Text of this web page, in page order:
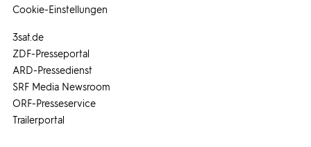
3sat.de
ZDF-Presseportal
ARD-Pressedienst
SRF Media Newsroom
ORF-Presseservice
Trailerportal
Cookie-Einstellungen